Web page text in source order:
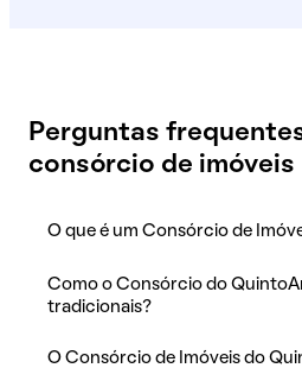
Perguntas
consórcio de imóveis
O que é um Consórcio de
Como o Consórcio do
tradicionais?
O Consórcio de Imóveis do